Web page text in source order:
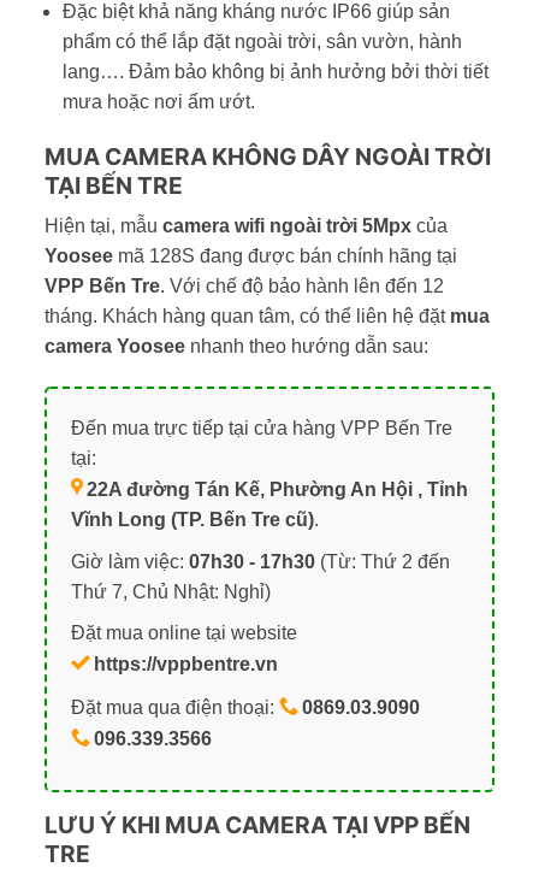
Đặc biệt khả năng kháng nước IP66 giúp sản
phẩm có thể lắp đặt ngoài trời, sân vườn, hành
lang…. Đảm bảo không bị ảnh hưởng bởi thời tiết
mưa hoặc nơi ẩm ướt.
MUA CAMERA KHÔNG DÂY NGOÀI TRỜI
TẠI BẾN TRE
Hiện tại, mẫu camera wifi ngoài trời 5Mpxcủa
Yooseemã 128S đang được bán chính hãng tại
VPP Bến Tre. Với chế độ bảo hành lên đến 12
tháng. Khách hàng quan tâm, có thể liên hệ đặt mua
camera Yooseenhanh theo hướng dẫn sau:
Đến mua trực tiếp tại cửa hàng VPP Bến Tre
tại:
22A đường Tán Kế, Phường An Hội , Tỉnh
Vĩnh Long (TP. Bến Tre cũ).
Giờ làm việc: 07h30 - 17h30(Từ: Thứ 2 đến
Thứ 7, Chủ Nhật: Nghỉ)
Đặt mua online tại website
https://vppbentre.vn
Đặt mua qua điện thoại:
0869.03.9090
096.339.3566
LƯU Ý KHI MUA CAMERA TẠI VPP BẾN
TRE